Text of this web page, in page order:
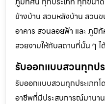
ข้างบ้าน สวนหลังบ้าน สวน
อาคาร สวนลอยฟ้า และ ภูมิ
สวยงามให้กับสถานที่นั้น ๆ ไ
รับออกแบบสวนทุกป
รับออกแบบสวนทุกประเภท
อาชีพที่มีประสบการณ์มานา